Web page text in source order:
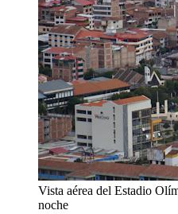
Vista aérea del Estadio
noche